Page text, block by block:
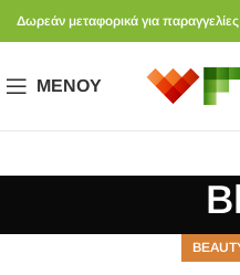
Δωρεάν μεταφορικά για
ΜΕΝΟΎ